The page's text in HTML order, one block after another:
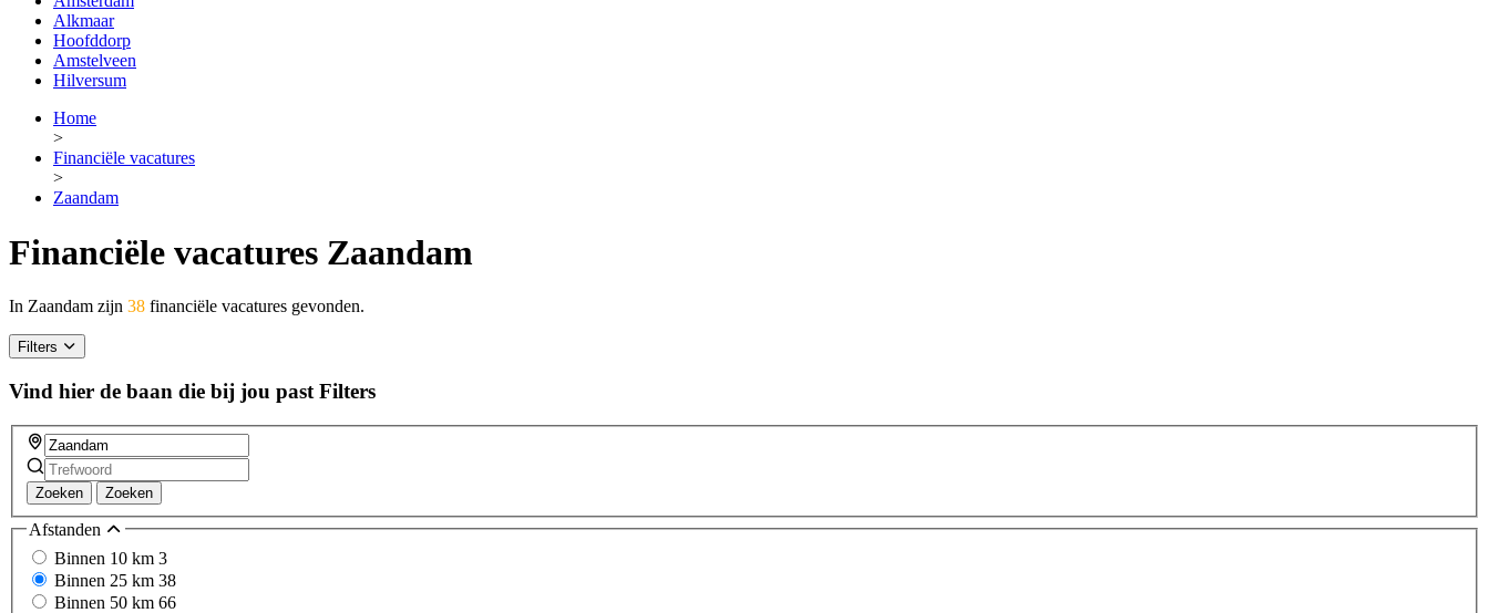
Alkmaar
Hoofddorp
Amstelveen
Hilversum
Home
>
Financiële vacatures
>
Zaandam
Financiële vacatures Zaandam
In Zaandam zijn 38 financiële vacatures gevonden.
Filters
Vind hier de baan die bij jou past Filters
Zoeken Zoeken
Afstanden
Binnen 10 km 3
Binnen 25 km 38
Binnen 50 km 66